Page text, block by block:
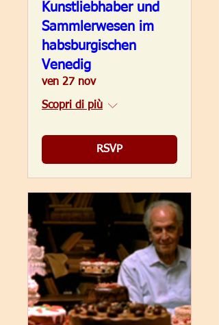
Kunstliebhaber und
Sammlerwesen im
habsburgischen
Venedig
ven 27 nov
Scopri di più
RSVP